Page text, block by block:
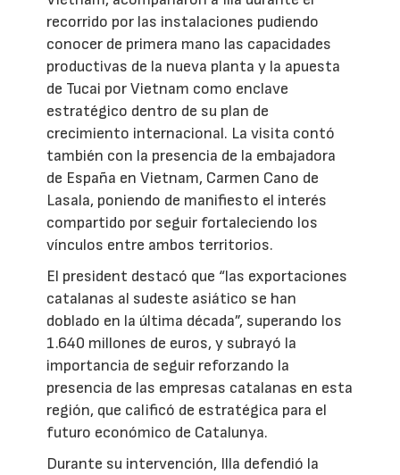
recorrido por las instalaciones pudiendo
conocer de primera mano las capacidades
productivas de la nueva planta y la apuesta
de Tucai por Vietnam como enclave
estratégico dentro de su plan de
crecimiento internacional. La visita contó
también con la presencia de la embajadora
de España en Vietnam, Carmen Cano de
Lasala, poniendo de manifiesto el interés
compartido por seguir fortaleciendo los
vínculos entre ambos territorios.
El president destacó que “las exportaciones
catalanas al sudeste asiático se han
doblado en la última década”, superando los
1.640 millones de euros, y subrayó la
importancia de seguir reforzando la
presencia de las empresas catalanas en esta
región, que calificó de estratégica para el
futuro económico de Catalunya.
Durante su intervención, Illa defendió la